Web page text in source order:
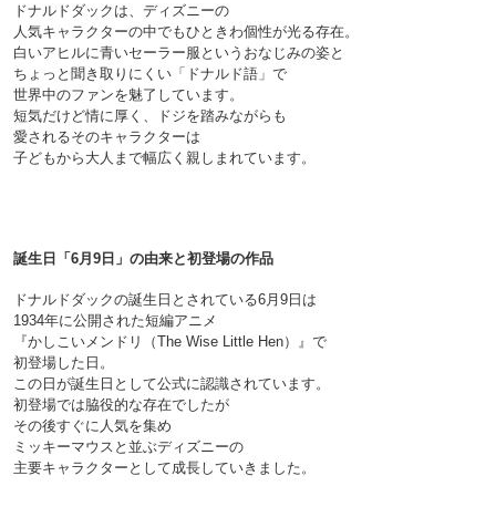
ドナルドダックは、ディズニーの
人気キャラクターの中でもひときわ個性が光る存在。
白いアヒルに青いセーラー服というおなじみの姿と
ちょっと聞き取りにくい「ドナルド語」で
世界中のファンを魅了しています。
短気だけど情に厚く、ドジを踏みながらも
愛されるそのキャラクターは
子どもから大人まで幅広く親しまれています。
誕生日「6月9日」の由来と初登場の作品
ドナルドダックの誕生日とされている6月9日は
1934年に公開された短編アニメ
『かしこいメンドリ（The Wise Little Hen）』で
初登場した日。
この日が誕生日として公式に認識されています。
初登場では脇役的な存在でしたが
その後すぐに人気を集め
ミッキーマウスと並ぶディズニーの
主要キャラクターとして成長していきました。